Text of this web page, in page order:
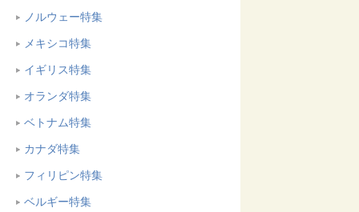
ノルウェー特集
メキシコ特集
イギリス特集
オランダ特集
ベトナム特集
カナダ特集
フィリピン特集
ベルギー特集